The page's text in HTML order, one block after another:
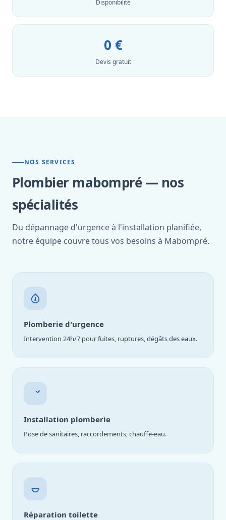
Disponibilité
0 €
Devis gratuit
NOS SERVICES
Plombier mabompré — nos
spécialités
Du dépannage d'urgence à l'installation planifiée,
notre équipe couvre tous vos besoins à Mabompré.
Plomberie d'urgence
Intervention 24h/7 pour fuites, ruptures, dégâts des eaux.
Installation plomberie
Pose de sanitaires, raccordements, chauffe-eau.
Réparation toilette